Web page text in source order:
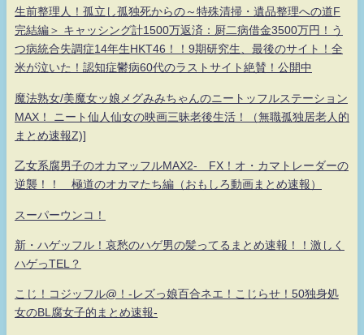
生前整理人！孤立し孤独死からの～特殊清掃・遺品整理への道F
完結編＞ キャッシング計1500万返済：厨二病借金3500万円！う
つ病統合失調症14年生HKT46！！9期研究生、最後のサイト！全
米が泣いた！認知症鬱病60代のラストサイト絶賛！公開中
魔法熟女/美魔女ッ娘メグみみちゃんのニートッフルステーション
MAX！ ニート仙人仙女の映画三昧老後生活！（無職孤独居老人的
まとめ速報Z)]
乙女系腐男子のオカマッフルMAX2- FX！オ・カマトレーダーの
逆襲！！ 極道のオカマたち編（おもしろ動画まとめ速報）
スーパーウンコ！
新・ハゲッフル！哀愁のハゲ男の髪ってるまとめ速報！！激しく
ハゲっTEL？
こじ！コジッフル@！-レズっ娘百合ネエ！こじらせ！50独身処
女のBL腐女子的まとめ速報-